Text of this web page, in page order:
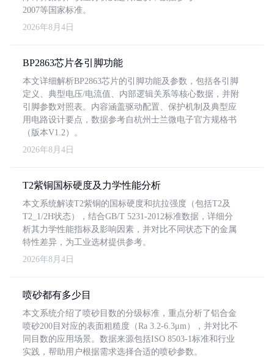
2007等国家标准。
2026年8月4日
BP2863芯片各引脚功能
本文详细解析BP2863芯片的引脚功能及参数，包括各引脚
定义、典型电压/电流值、内部逻辑关系等核心数据，并附
引脚参数对照表。内容涵盖驱动配置、保护机制及典型应
用电路设计要点，数据参考自杭州士兰微电子官方规格书
（版本V1.2）。
2026年8月4日
T2紫铜国标硬度及力学性能分析
本文系统解读T2紫铜的国标硬度和抗拉强度（包括T2及
T2_1/2H状态），结合GB/T 5231-2012标准数据，详细分
析其力学性能指标及影响因素，并对比不同状态下的金属
特性差异，为工业选材提供参考。
2026年8月4日
喷砂都有多少目
本文系统介绍了喷砂目数的分级标准，重点分析了铝合金
喷砂200目对应的表面粗糙度（Ra 3.2-6.3μm），并对比不
同目数的应用场景。数据来源包括ISO 8503-1标准和行业
实践，帮助用户根据需求选择合适的喷砂参数。